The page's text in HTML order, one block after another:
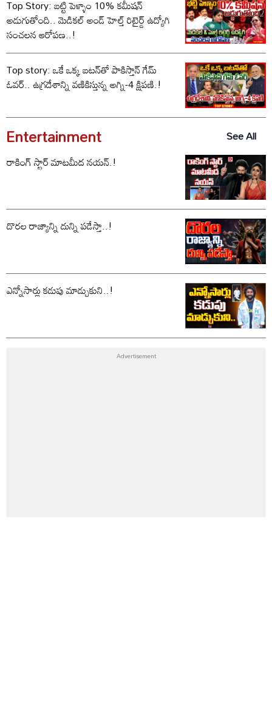
Top Story: బట్టి పెళ్ళాం 10% కమీషన్‌
అడుగుతోంది.. మెడికల్ అండ్ హెల్త్ రిటైర్డ్ ఉద్యోగి
సంచలన ఆరోపణ..!
Top story: ఒకే ఒక్క బటన్‌తో పాకిస్తాన్ గేమ్
ఓవర్.. ఉగ్రదేశాన్ని వణికిస్తున్న అగ్ని-4 క్షిపణి.!
Entertainment
See All
రాకింగ్ స్టార్ మాటమీద నయన్.!
దొరల రాజ్యాన్ని దున్ని పడేస్తా..!
ఎన్నోసార్లు కడుపు మాడ్చుకుని..!